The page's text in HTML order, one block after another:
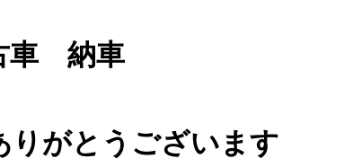
車 納車
りがとうございます